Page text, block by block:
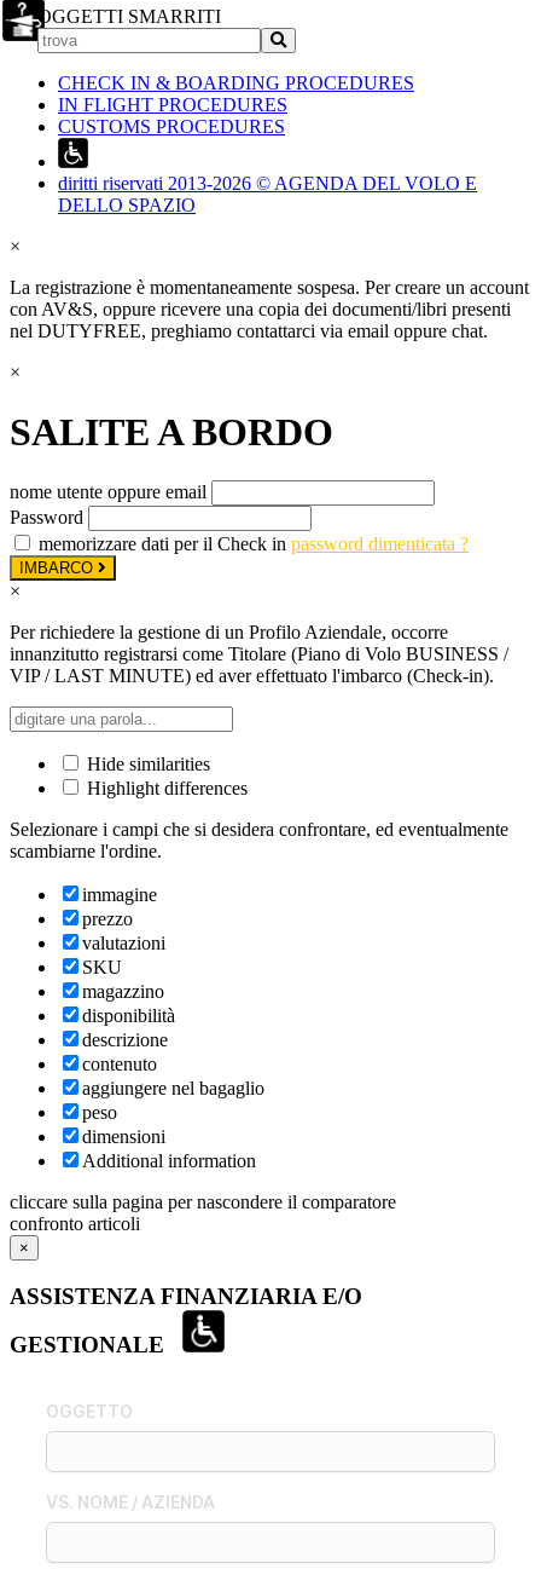
OGGETTI SMARRITI
CHECK IN & BOARDING PROCEDURES
IN FLIGHT PROCEDURES
CUSTOMS PROCEDURES
diritti riservati 2013-2026 © AGENDA DEL VOLO E
DELLO SPAZIO
×
La registrazione è momentaneamente sospesa. Per creare un account
con AV&S, oppure ricevere una copia dei documenti/libri presenti
nel DUTYFREE, preghiamo contattarci via email oppure chat.
×
SALITE A BORDO
nome utente oppure email
Password
memorizzare dati per il Check in password dimenticata ?
IMBARCO
×
Per richiedere la gestione di un Profilo Aziendale, occorre
innanzitutto registrarsi come Titolare (Piano di Volo BUSINESS /
VIP / LAST MINUTE) ed aver effettuato l'imbarco (Check-in).
Hide similarities
Highlight differences
Selezionare i campi che si desidera confrontare, ed eventualmente
scambiarne l'ordine.
immagine
prezzo
valutazioni
SKU
magazzino
disponibilità
descrizione
contenuto
aggiungere nel bagaglio
peso
dimensioni
Additional information
cliccare sulla pagina per nascondere il comparatore
confronto articoli
×
ASSISTENZA FINANZIARIA E/O
GESTIONALE